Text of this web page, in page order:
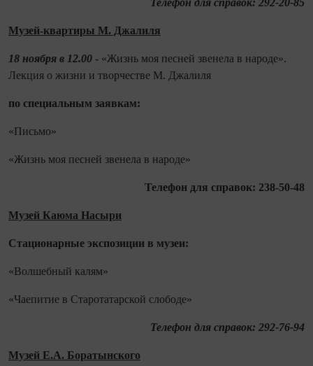
Музей-квартиры М. Джалиля
18 ноября в 12.00 - «Жизнь моя песней звенела в народе».
Лекция о жизни и творчестве М. Джалиля
по специальным заявкам:
«Письмо»
«Жизнь моя песней звенела в народе»
Телефон для справок: 238-50-48
Музей Каюма Насыри
Стационарные экспозиции в музеи:
«Волшебный калям»
«Чаепитие в Старотатарской слободе»
Телефон для справок: 292-76-94
Музей Е.А. Боратынского